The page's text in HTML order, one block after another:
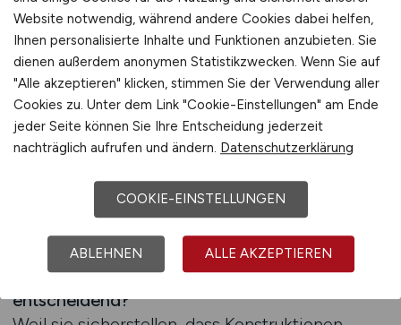
verbindliche Grundlage. Sie definieren
Anforderungen an Gipskartonplatten,
Metallprofile und Zubehörteile – also an genau
die Bauteile, mit denen Trockenbau-Fachkräfte
tagtäglich arbeiten. Wer auf BAUSTELLEN.JOBS
Stellenangebote im Bereich Trockenbau sucht
oder anbietet, stellt fest: Normgerechtes
Arbeiten ist heute ein Muss, nicht nur im
Objektbau, sondern auch in Wohnbauprojekten
Warum ist die Einhaltung dieser Normen so
entscheidend?
Website notwendig, während andere Cookies dabei helfen,
Ihnen personalisierte Inhalte und Funktionen anzubieten. Sie
dienen außerdem anonymen Statistikzwecken. Wenn Sie auf
"Alle akzeptieren" klicken, stimmen Sie der Verwendung aller
Cookies zu. Unter dem Link "Cookie-Einstellungen" am Ende
jeder Seite können Sie Ihre Entscheidung jederzeit
nachträglich aufrufen und ändern. Datenschutzerklärung
COOKIE-EINSTELLUNGEN
ABLEHNEN ALLE AKZEPTIEREN